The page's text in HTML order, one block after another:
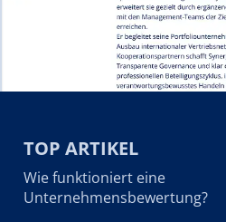
TOP ARTIKEL
Wie funktioniert eine
Unternehmensbewertung?